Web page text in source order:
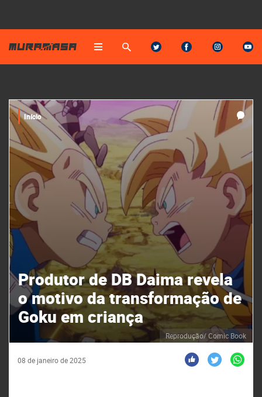
Reprodução/ Comic Book
Início
Produtor de DB Daima revela
o motivo da transformação de
Goku em criança
08 de janeiro de 2025